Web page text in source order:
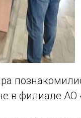
в филиале АО